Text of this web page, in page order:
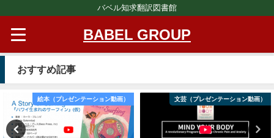
バベル知求翻訳図書館
BABEL GROUP
おすすめ記事
絵本（プレゼンテーション動画） 文芸（プレゼンテーション動画）